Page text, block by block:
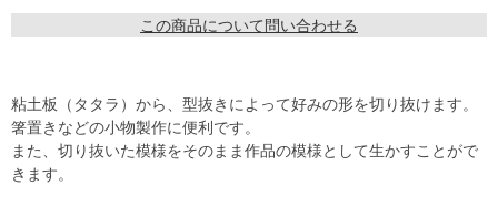
この商品について問い合わせる
粘土板（タタラ）から、型抜きによって好みの形を切り抜けます。
箸置きなどの小物製作に便利です。
また、切り抜いた模様をそのまま作品の模様として生かすことがで
きます。